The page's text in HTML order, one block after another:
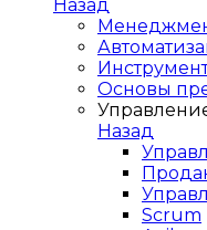
Назад
Основы
Назад
Scrum